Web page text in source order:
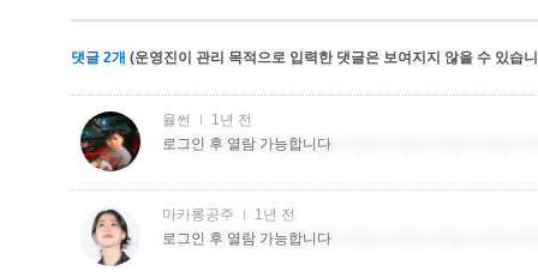
댓글 2개 (운영진이 관리 목적으로 입력한 댓글은 보여지지 않을 수 있습